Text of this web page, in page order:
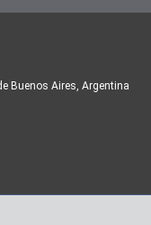
Buenos Aires, Argentina